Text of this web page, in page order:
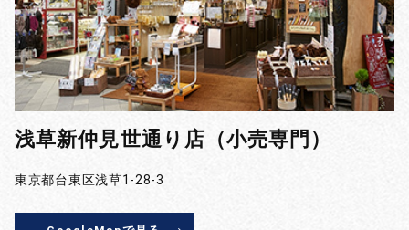
浅草新仲見世通り店（小売専門）
東京都台東区浅草1-28-3